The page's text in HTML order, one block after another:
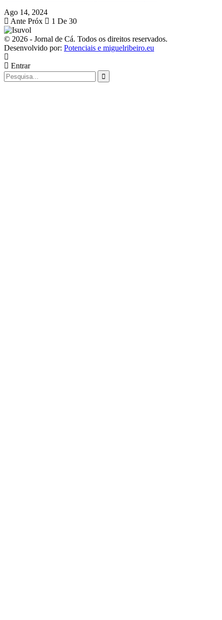
Ago 14, 2024
Ante Próx 1 De 30
© 2026 - Jornal de Cá. Todos os direitos reservados.
Desenvolvido por: Potenciais e miguelribeiro.eu
Entrar